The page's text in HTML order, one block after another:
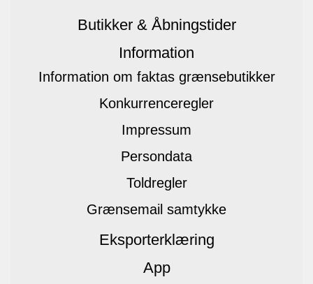
Butikker & Åbningstider
Information
Information om faktas grænsebutikker
Konkurrenceregler
Impressum
Persondata
Toldregler
Grænsemail samtykke
Eksporterklæring
App